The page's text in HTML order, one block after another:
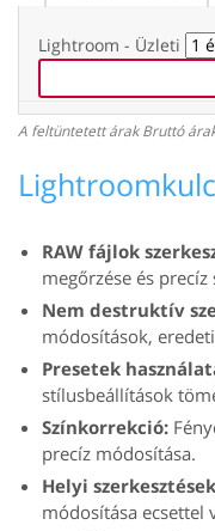
Lightroom - Üzleti
A feltüntetett árak Bruttó
RAW fájlok
megőrzése és precíz
Nem destruktív
módosítások,
Presetek
stílusbeállítások
Színkorrekció:
precíz módosítása.
Helyi
módosítása ecsettel